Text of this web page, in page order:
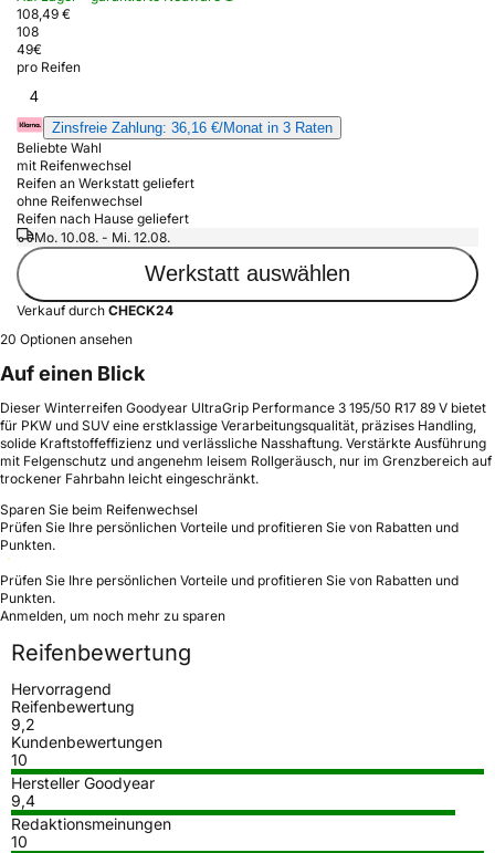
108,49 €
108
49€
pro Reifen
4
Zinsfreie Zahlung: 36,16 €/Monat in 3 Raten
Beliebte Wahl
mit Reifenwechsel
Reifen an Werkstatt geliefert
ohne Reifenwechsel
Reifen nach Hause geliefert
Mo. 10.08. - Mi. 12.08.
Werkstatt auswählen
Verkauf durch CHECK24
20 Optionen ansehen
Auf einen Blick
Dieser Winterreifen Goodyear UltraGrip Performance 3 195/50 R17 89 V bietet
für PKW und SUV eine erstklassige Verarbeitungsqualität, präzises Handling,
solide Kraftstoffeffizienz und verlässliche Nasshaftung. Verstärkte Ausführung
mit Felgenschutz und angenehm leisem Rollgeräusch, nur im Grenzbereich auf
trockener Fahrbahn leicht eingeschränkt.
Sparen Sie beim Reifenwechsel
Prüfen Sie Ihre persönlichen Vorteile und profitieren Sie von Rabatten und
Punkten.
Prüfen Sie Ihre persönlichen Vorteile und profitieren Sie von Rabatten und
Punkten.
Anmelden, um noch mehr zu sparen
Reifenbewertung
Hervorragend
Reifenbewertung
9,2
Kundenbewertungen
10
Hersteller Goodyear
9,4
Redaktionsmeinungen
10